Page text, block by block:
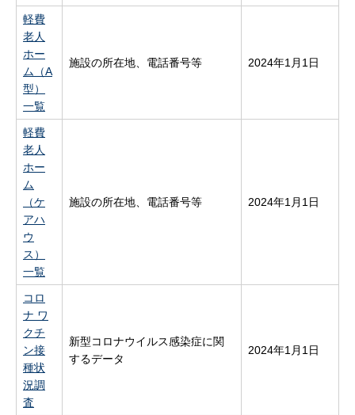
軽費
老人
ホー
ム（A
型）
一覧
施設の所在地、電話番号等 2024年1月1日
軽費
老人
ホー
ム
（ケ
アハ
ウ
ス）
一覧
施設の所在地、電話番号等 2024年1月1日
コロ
ナ ワ
クチ
ン接
種状
況調
査
新型コロナウイルス感染症に関
するデータ
2024年1月1日